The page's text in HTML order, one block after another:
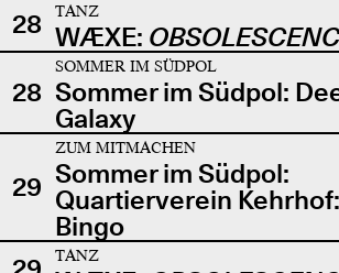
28
TANZ
WÆXE:
28
SOMMER IM SÜDPOL
Sommer im Südpol:
Galaxy
29
ZUM MITMACHEN
Sommer im Südpol:
Quartierverein
Bingo
TANZ